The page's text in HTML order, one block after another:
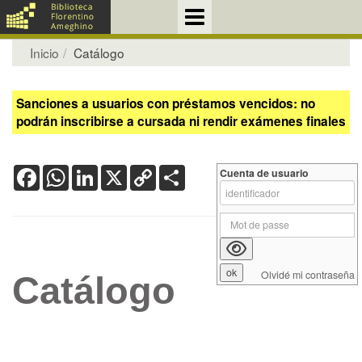
Inicio Catálogo
Sanciones a usuarios con préstamos vencidos: no
podrán inscribirse a cursada ni rendir exámenes finales
FacebookWhatsApp
LinkedIn
X Copy
Link
Catálogo
Cuenta de usuario
Olvidé mi contraseña